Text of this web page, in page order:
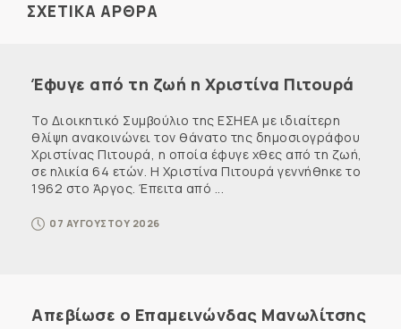
ΣΧΕΤΙΚΑ ΑΡΘΡΑ
Έφυγε από τη ζωή η Χριστίνα Πιτουρά
Το Διοικητικό Συμβούλιο της ΕΣΗΕΑ με ιδιαίτερη
θλίψη ανακοινώνει τον θάνατο της δημοσιογράφου
Χριστίνας Πιτουρά, η οποία έφυγε χθες από τη ζωή,
σε ηλικία 64 ετών. Η Χριστίνα Πιτουρά γεννήθηκε το
1962 στο Άργος. Έπειτα από ...
07 ΑΥΓΟΥΣΤΟΥ 2026
Απεβίωσε ο Επαμεινώνδας Μανωλίτσης